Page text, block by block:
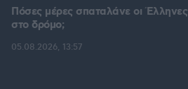
Πόσες μέρες σπαταλάνε οι Έλληνες
στο δρόμο;
05.08.2026, 13:57